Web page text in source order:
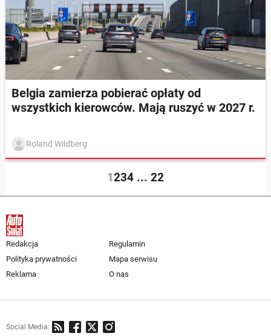
Belgia zamierza pobierać opłaty od
wszystkich kierowców. Mają ruszyć w 2027 r.
Roland Wildberg
1234 ... 22
Redakcja
Regulamin
Polityka prywatności
Mapa serwisu
Reklama
O nas
Social Media: